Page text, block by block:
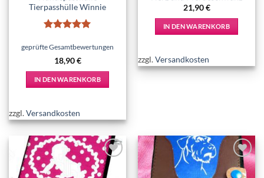
Tierpasshülle Winnie
mit5von
geprüfte Gesamtbewertungen
18,90€
IN DEN WARENKORB
zzgl.Versandkosten
21,90€
IN DEN WARENKORB
zzgl.Versandkosten
Add to
wishlist
Add to
wishlist